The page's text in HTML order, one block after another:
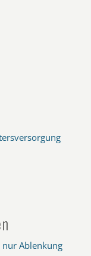
Ablenkung